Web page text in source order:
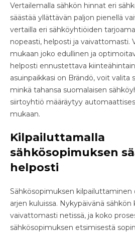
Vertailemalla sähkön hinnat eri
säästää yllättävän paljon pienellä
vertailla eri sähköyhtiöiden
nopeasti, helposti ja vaivattomasti.
mukaan joko edullinen ja
helposti ennustettava
asuinpaikkasi on Brändö, voit valita
minkä tahansa suomalaisen
siirtoyhtiö määräytyy
mukaan.
Kilpailuttamalla
sähkösopimuksen
helposti
Sähkösopimuksen kilpailuttaminen
arjen kuluissa. Nykypäivänä
vaivattomasti netissä, ja koko
sähkösopimuksen etsimisestä